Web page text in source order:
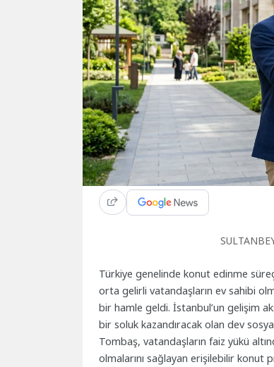
Türkiye genelinde konut edinme
orta gelirli vatandaşların ev sahibi
bir hamle geldi. İstanbul’un gelişim
bir soluk kazandıracak olan dev
Tombaş, vatandaşların faiz yükü
olmalarını sağlayan erişilebilir konut